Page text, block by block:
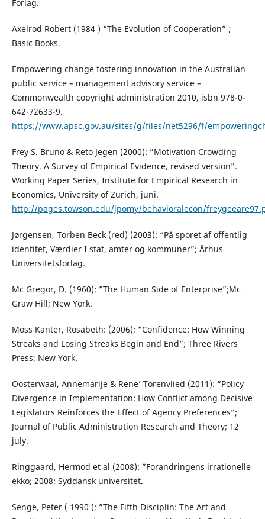
Forlag.
Axelrod Robert (1984 ) “The Evolution of Cooperation” ;
Basic Books.
Empowering change fostering innovation in the Australian
public service – management advisory service –
Commonwealth copyright administration 2010, isbn 978-0-
642-72633-9.
https://www.apsc.gov.au/sites/g/files/net5296/f/
Frey S. Bruno & Reto Jegen (2000): ”Motivation Crowding
Theory. A Survey of Empirical Evidence, revised version”.
Working Paper Series, Institute for Empirical Research in
Economics, University of Zurich, juni.
http://pages.towson.edu/jpomy/behavioralecon/
Jørgensen, Torben Beck (red) (2003): “På sporet af offentlig
identitet, Værdier I stat, amter og kommuner”; Århus
Universitetsforlag.
Mc Gregor, D. (1960): ”The Human Side of Enterprise”;Mc
Graw Hill; New York.
Moss Kanter, Rosabeth: (2006); “Confidence: How Winning
Streaks and Losing Streaks Begin and End”; Three Rivers
Press; New York.
Oosterwaal, Annemarije & Rene’ Torenvlied (2011): “Policy
Divergence in Implementation: How Conflict among Decisive
Legislators Reinforces the Effect of Agency Preferences”;
Journal of Public Administration Research and Theory; 12
july.
Ringgaard, Hermod et al (2008): ”Forandringens irrationelle
ekko; 2008; Syddansk universitet.
Senge, Peter ( 1990 ); ”The Fifth Disciplin: The Art and